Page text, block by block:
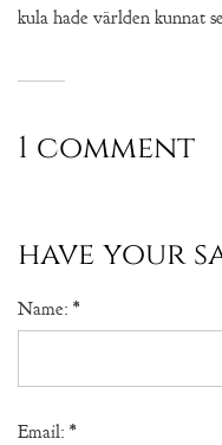
kula hade världen kunnat
1 comment
have your
Name: *
Email: *